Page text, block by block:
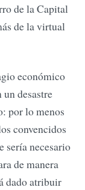
de la Capital
de la virtual
económico
desastre
por lo menos
convencidos
sería necesario
de manera
dado atribuir